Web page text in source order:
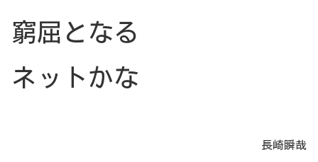
窮屈となる
ネットかな
長崎瞬哉